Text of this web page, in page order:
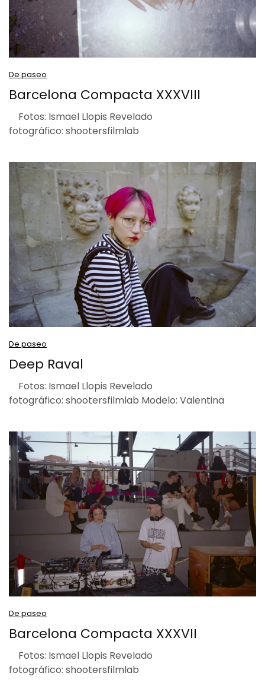
De paseo
Barcelona Compacta XXXVIII
Fotos: Ismael Llopis Revelado
fotográfico: shootersfilmlab
De paseo
Deep Raval
Fotos: Ismael Llopis Revelado
fotográfico: shootersfilmlab Modelo: Valentina
De paseo
Barcelona Compacta XXXVII
Fotos: Ismael Llopis Revelado
fotográfico: shootersfilmlab